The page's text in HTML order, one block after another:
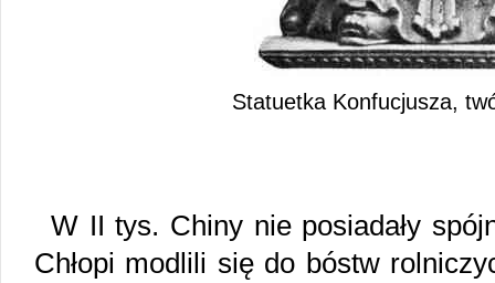
Statuetka Konfucjusza,
W II tys. Chiny nie posiadały
Chłopi modlili się do bóstw